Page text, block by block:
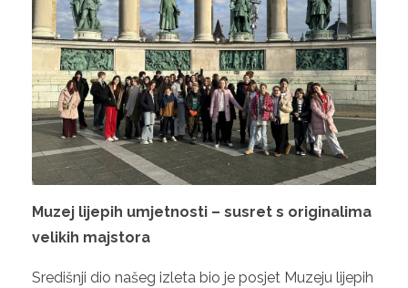
Muzej lijepih umjetnosti – susret s originalima
velikih majstora
Središnji dio našeg izleta bio je posjet Muzeju lijepih